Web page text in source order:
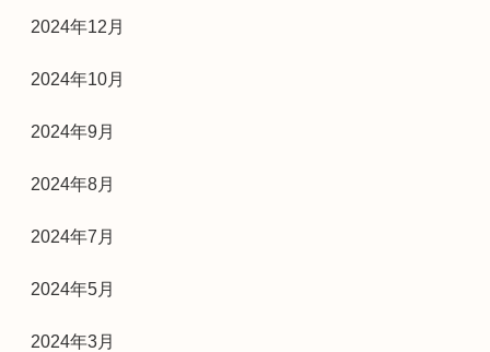
2024年12月
2024年10月
2024年9月
2024年8月
2024年7月
2024年5月
2024年3月